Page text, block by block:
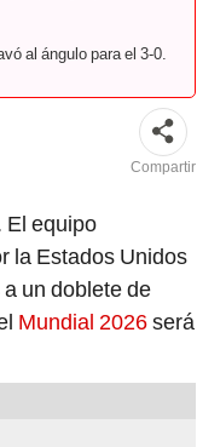
al ángulo para el 3-0.
Compartir
El equipo
la Estados Unidos
un doblete de
Mundial 2026será